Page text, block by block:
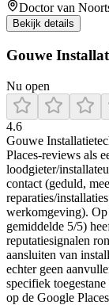
Doctor van
Bekijk details
Gouwe
Nu open
4.6
Gouwe
Places-reviews als
loodgieter/
contact (geduld,
reparaties/
werkomgeving). Op
gemiddelde 5/5)
reputatiesignalen
aansluiten van
echter geen
specifiek
op de Google